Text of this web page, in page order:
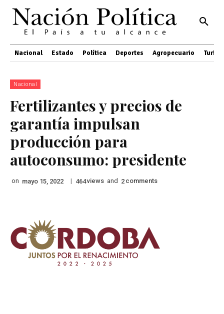
Nacional Estado Política Deportes Agropecuario
Nacional
Fertilizantes y precios de
garantía impulsan
producción para
autoconsumo: presidente
on mayo 15, 2022 | 464views and 2 comments